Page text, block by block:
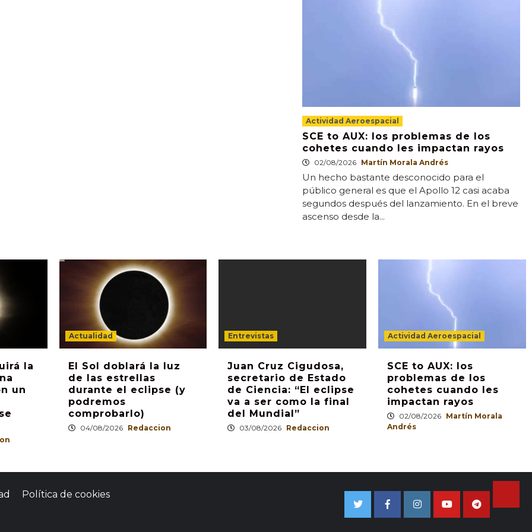
Actividad Aeroespacial
SCE to AUX: los problemas de los
cohetes cuando les impactan rayos
02/08/2026 Martín Morala Andrés
Un hecho bastante desconocido para el
público general es que el Apollo 12 casi acaba
segundos después del lanzamiento. En el breve
ascenso desde la...
la
un
Actualidad
El Sol doblará la luz
de las estrellas
durante el eclipse (y
podremos
comprobarlo)
04/08/2026 Redaccion
Entrevistas
Juan Cruz Cigudosa,
secretario de Estado
de Ciencia: “El eclipse
va a ser como la final
del Mundial”
03/08/2026 Redaccion
Actividad Aeroespacial
SCE to AUX: los
problemas de los
cohetes cuando les
impactan rayos
02/08/2026 Martín Morala
Andrés
Política de cookies
TwitterFacebookInstagramYoutubeTelegram